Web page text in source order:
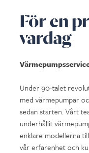
För en
vardag
Under 90-talet
med värmepumpar
sedan starten. Vårt
underhållit
enklare modellerna
vår erfarenhet och